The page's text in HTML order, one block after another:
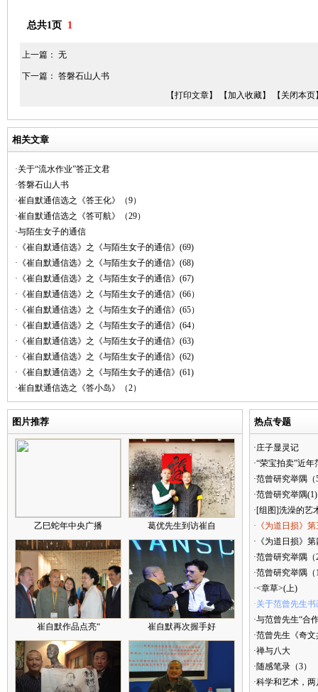
总共1页 1
上一篇： 无
下一篇： 答磐石山人书
【打印文章】
【加入收藏】 【关闭本页
相关文章
·关于“流水作业”答正文君
·答磐石山人书
·崔自默通信选之《答王化》（9）
·崔自默通信选之《答可航》（29）
·与陌生女子的通信
·《崔自默通信选》之《与陌生女子的通信》(69)
·《崔自默通信选》之《与陌生女子的通信》(68)
·《崔自默通信选》之《与陌生女子的通信》(67)
·《崔自默通信选》之《与陌生女子的通信》(66）
·《崔自默通信选》之《与陌生女子的通信》(65）
·《崔自默通信选》之《与陌生女子的通信》(64）
·《崔自默通信选》之《与陌生女子的通信》(63)
·《崔自默通信选》之《与陌生女子的通信》(62)
·《崔自默通信选》之《与陌生女子的通信》(61)
·崔自默通信选之《答小岛》（2）
图片推荐
乙巳蛇年中央广播 葛优先生到访崔自
崔自默作品点亮“ 崔自默再次握手好
热点专题
·庄子显灵记
·“荣宝拍卖”近
·范曾研究举隅（
·范曾研究举隅(1)
·[组图]洗澡的艺
·《为道日损》
·《为道日损》
·范曾研究举隅（
·范曾研究举隅（
·<章草>(上)
·关于范曾先生
·与范曾先生“合
·范曾先生《奇
·禅与八大
·随感笔录（3）
·科学和艺术，